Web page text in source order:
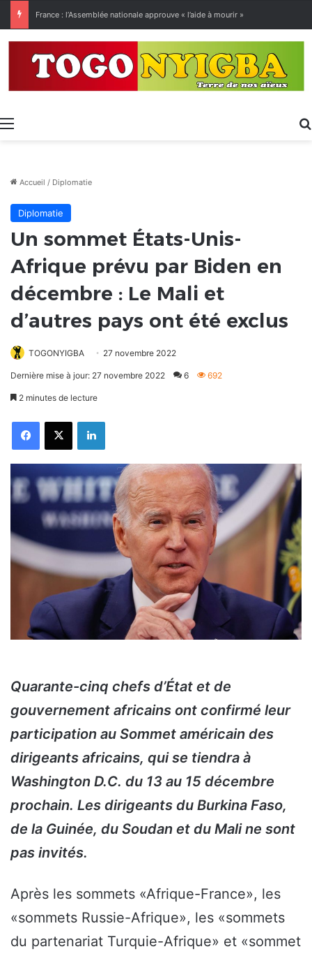
Menu
Accueil / Diplomatie
Diplomatie
Un sommet États-Unis-
Afrique prévu par Biden en
décembre : Le Mali et
d’autres pays ont été exclus
TOGONYIGBA 27 novembre 2022
Dernière mise à jour: 27 novembre 2022 6 692
2 minutes de lecture
FacebookX Linkedin
Quarante-cinq chefs d’État et de
gouvernement africains ont confirmé leur
participation au Sommet américain des
dirigeants africains, qui se tiendra à
Washington D.C. du 13 au 15 décembre
prochain. Les dirigeants du Burkina Faso,
de la Guinée, du Soudan et du Mali ne sont
pas invités.
Après les sommets «Afrique-France», les
«sommets Russie-Afrique», les «sommets
du partenariat Turquie-Afrique» et «sommet